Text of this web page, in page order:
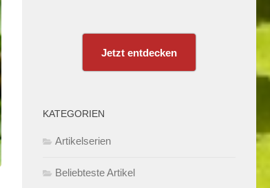
Jetzt entdecken
KATEGORIEN
Artikelserien
Beliebteste Artikel